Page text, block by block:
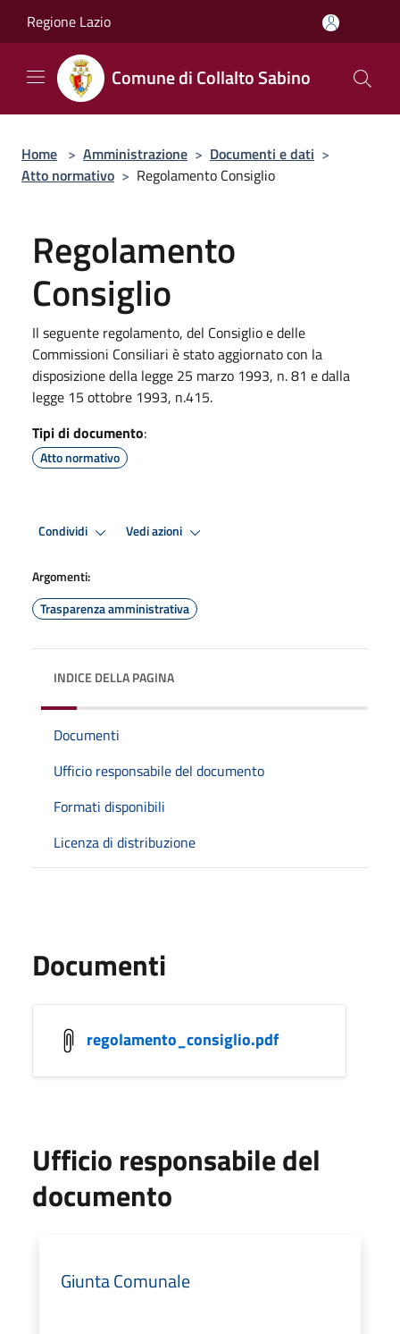
Regione Lazio
Comune di Collalto Sabino
Home > Amministrazione > Documenti e dati >
Atto normativo > Regolamento Consiglio
Regolamento
Consiglio
Il seguente regolamento, del Consiglio e delle
Commissioni Consiliari è stato aggiornato con la
disposizione della legge 25 marzo 1993, n. 81 e dalla
legge 15 ottobre 1993, n.415.
Tipi di documento:
Atto normativo
Condividi Vedi azioni
Argomenti:
Trasparenza amministrativa
INDICE DELLA PAGINA
Documenti
Ufficio responsabile del documento
Formati disponibili
Licenza di distribuzione
Documenti
regolamento_consiglio.pdf
Ufficio responsabile del
documento
Giunta Comunale